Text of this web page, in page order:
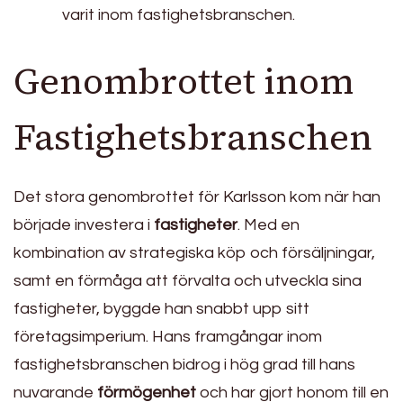
varit inom fastighetsbranschen.
Genombrottet inom
Fastighetsbranschen
Det stora genombrottet för Karlsson kom när han
började investera i fastigheter. Med en
kombination av strategiska köp och försäljningar,
samt en förmåga att förvalta och utveckla sina
fastigheter, byggde han snabbt upp sitt
företagsimperium. Hans framgångar inom
fastighetsbranschen bidrog i hög grad till hans
nuvarande förmögenhet och har gjort honom till en